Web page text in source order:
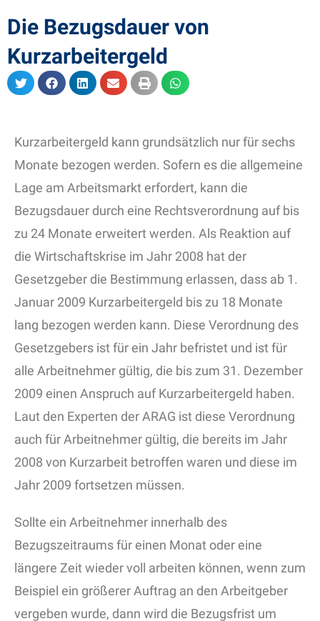
Die Bezugsdauer von
Kurzarbeitergeld
Kurzarbeitergeld kann grundsätzlich nur für sechs
Monate bezogen werden. Sofern es die allgemeine
Lage am Arbeitsmarkt erfordert, kann die
Bezugsdauer durch eine Rechtsverordnung auf bis
zu 24 Monate erweitert werden. Als Reaktion auf
die Wirtschaftskrise im Jahr 2008 hat der
Gesetzgeber die Bestimmung erlassen, dass ab 1.
Januar 2009 Kurzarbeitergeld bis zu 18 Monate
lang bezogen werden kann. Diese Verordnung des
Gesetzgebers ist für ein Jahr befristet und ist für
alle Arbeitnehmer gültig, die bis zum 31. Dezember
2009 einen Anspruch auf Kurzarbeitergeld haben.
Laut den Experten der ARAG ist diese Verordnung
auch für Arbeitnehmer gültig, die bereits im Jahr
2008 von Kurzarbeit betroffen waren und diese im
Jahr 2009 fortsetzen müssen.
Sollte ein Arbeitnehmer innerhalb des
Bezugszeitraums für einen Monat oder eine
längere Zeit wieder voll arbeiten können, wenn zum
Beispiel ein größerer Auftrag an den Arbeitgeber
vergeben wurde, dann wird die Bezugsfrist um